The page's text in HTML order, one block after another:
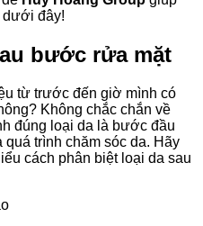
dưới đây!
bước rửa mặt
từ trước đến giờ mình có
Không chắc chắn về
đúng loại da là bước đầu
trình chăm sóc da. Hãy
cách phân biệt loại da sau